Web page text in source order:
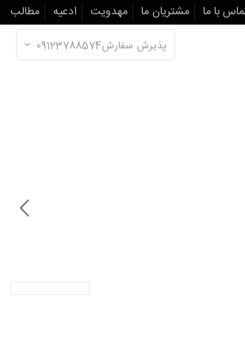
با ما مشتریان ما مهدویت ادعیه مطالب
پذیرش سفارش09123788574